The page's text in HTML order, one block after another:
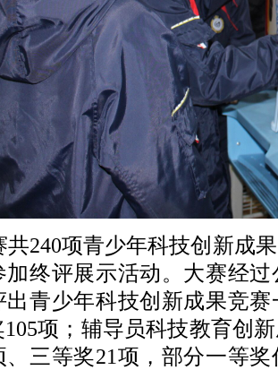
共240项青少年科技创新成
加终评展示活动。大赛经
青少年科技创新成果竞赛
项；辅导员科技教育创
、三等奖21项，部分一等